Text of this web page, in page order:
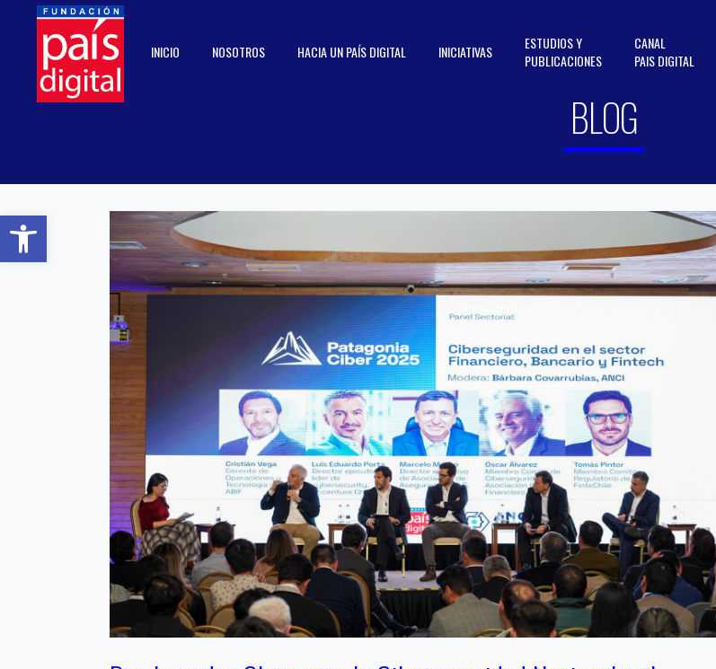
Abrir barra de herramientas
INICIO NOSOTROS HACIA UN PAÍS DIGITAL INICIATIVAS
ESTUDIOS Y
PUBLICACIONES
CANAL
PAIS DIGITAL
BLOG